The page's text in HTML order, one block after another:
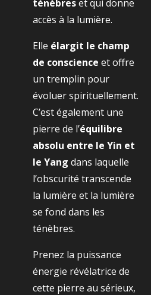
ténèbreset qui donne
accès à la lumière.
Elle élargit le champ
de conscience et offre
un tremplin pour
évoluer spirituellement.
C’est également une
pierre de l’équilibre
absolu entre le Yin et
le Yang dans laquelle
l’obscurité transcende
la lumière et la lumière
se fond dans les
ténèbres.
Prenez la puissance
énergie révélatrice de
cette pierre au sérieux,